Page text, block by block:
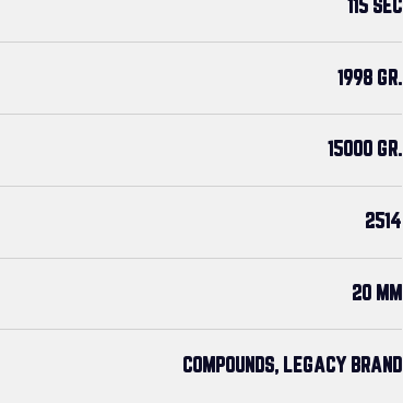
115 SEC
1998 GR.
15000 GR.
2514
20 MM
COMPOUNDS, LEGACY BRAND